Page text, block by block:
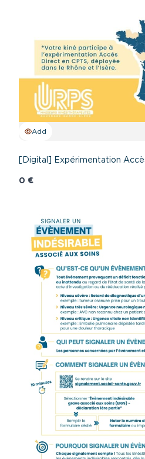
Add
[Digital] Expérimentation
0 €